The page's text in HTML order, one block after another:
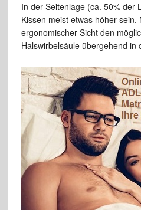
In der Seitenlage (ca. 50% der
Kissen meist etwas höher sein.
ergonomischer Sicht den
Halswirbelsäule übergehend in